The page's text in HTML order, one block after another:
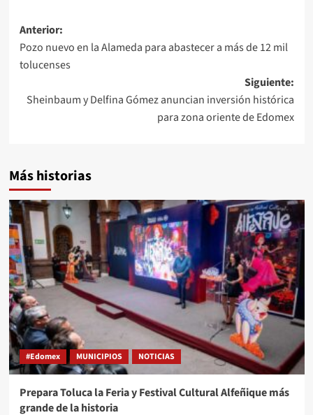
Anterior:
Pozo nuevo en la Alameda para abastecer a más de 12 mil
tolucenses
Siguiente:
Sheinbaum y Delfina Gómez anuncian inversión histórica
para zona oriente de Edomex
Más historias
#Edomex MUNICIPIOS NOTICIAS
Prepara Toluca la Feria y Festival Cultural Alfeñique más
grande de la historia